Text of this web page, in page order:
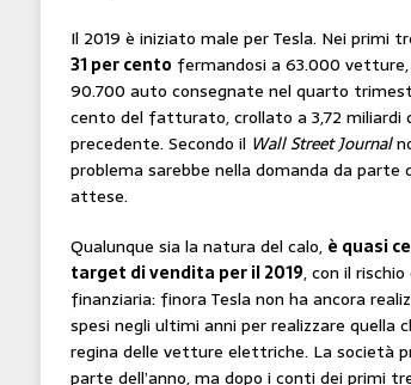
Il 2019 è iniziato male per Tesla. Nei primi
31 per cento fermandosi a 63.000
90.700 auto consegnate nel quarto
cento del fatturato, crollato a 3,72 miliardi
precedente. Secondo il Wall Street Journal
problema sarebbe nella domanda da
attese.
Qualunque sia la natura del calo, è quasi
target di vendita per il 2019, con il
finanziaria: finora Tesla non ha ancora
spesi negli ultimi anni per realizzare quella
regina delle vetture elettriche. La società
parte dell’anno, ma dopo i conti dei primi